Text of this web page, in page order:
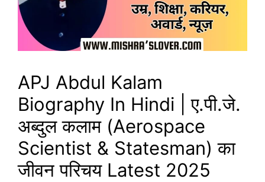
APJ Abdul Kalam
Biography In Hindi | ए.पी.जे.
अब्दुल कलाम (Aerospace
Scientist & Statesman) का
जीवन परिचय Latest 2025